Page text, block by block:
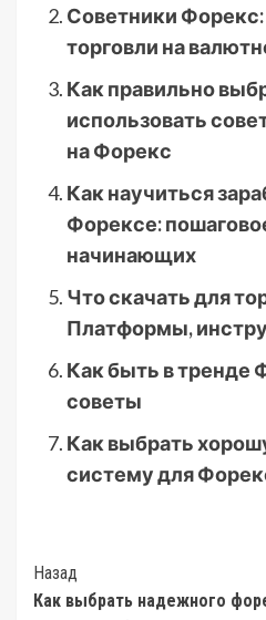
Советники
торговли на
Как правильно
использовать
на Форекс
Как научиться
Форексе:
начинающих
Что скачать для
Платформы,
Как быть в тренде
советы
Как выбрать
систему для
Post
Назад
Как выбрать надежного